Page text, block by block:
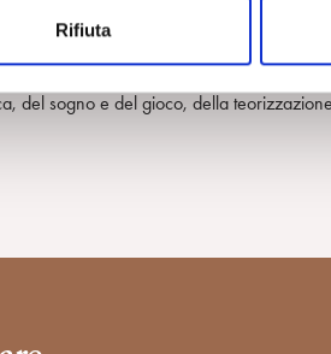
Rifiuta
di una psicoanalisi che in gran
pensato per illuminare territori dentro i
per provare a pensare i diversi
del sogno e del gioco, della